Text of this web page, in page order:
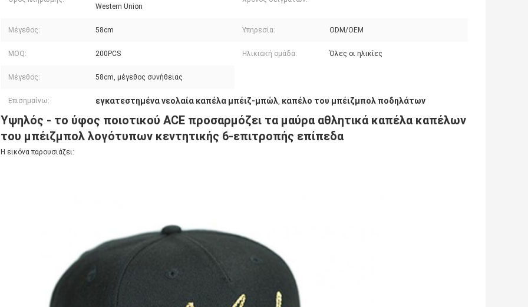
Western Union
Μέγεθος: 58cm Υπηρεσία: ODM/OEM
MOQ: 200PCS Ηλικιακή ομάδα: Όλες οι ηλικίες
Μέγεθος: 58cm, μέγεθος συνήθειας
Επισημαίνω: εγκατεστημένα νεολαία καπέλα μπέιζ-μπώλ, καπέλο του μπέιζμπολ ποδηλάτων
Υψηλός - το ύφος ποιοτικού ACE προσαρμόζει τα μαύρα αθλητικά καπέλα καπέλων
του μπέιζμπολ λογότυπων κεντητικής 6-επιτροπής επίπεδα
Η εικόνα παρουσιάζει: